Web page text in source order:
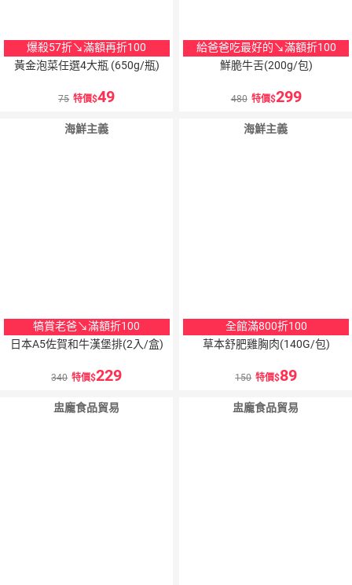
爆殺57折↘滿額再折100
黃金泡菜任選4大瓶 (650g/瓶)
75 特價 49
給爸爸吃最好的↘滿額折100
鮮脆牛舌(200g/包)
480 特價 299
海鮮主義
犒賞老爸↘滿額折100
日本A5佐賀和牛漢堡排(2入/盒)
340 特價 229
海鮮主義
全館滿800折100
草本舒肥雞胸肉(140G/包)
150 特價 89
盅龐食品貿易 盅龐食品貿易